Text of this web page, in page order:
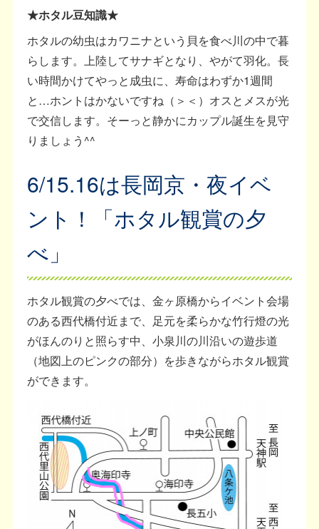
★ホタル豆知識★
ホタルの幼虫はカワニナという貝を食べ川の中で暮
らします。上陸してサナギとなり、やがて羽化。長
い時間かけてやっと成虫に、寿命はわずか1週間
と…ホントはかないですね（＞＜）オスとメスが光
で交信します。そーっと静かにカップル誕生を見守
りましょう^^
6/15.16は長岡京・夜イベ
ント！「ホタル観賞の夕
べ」
ホタル観賞の夕べでは、金ヶ原橋からイベント会場
のある西代橋付近まで、足元を柔らかな竹行燈の光
がほんのりと照らす中、小泉川の川沿いの遊歩道
（地図上のピンクの部分）を歩きながらホタル観賞
ができます。